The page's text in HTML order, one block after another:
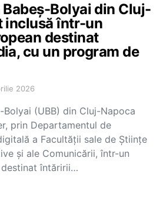
Bolyai din Cluj-
inclusă într-un
destinat
cu un program de
2026
Bolyai (UBB) din Cluj-Napoca
prin Departamentul de
a Facultății sale de Științe
și ale Comunicării, într-un
întăririi…